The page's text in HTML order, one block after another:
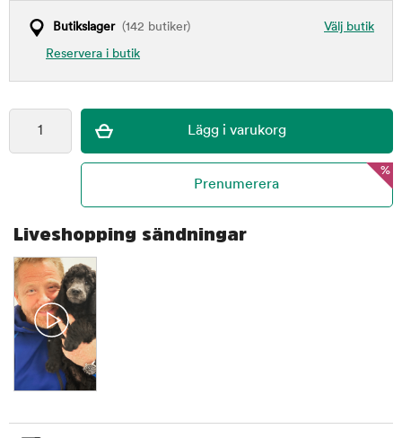
Välj butik
Butikslager(142 butiker)
Reservera i butik
%
Liveshopping sändningar